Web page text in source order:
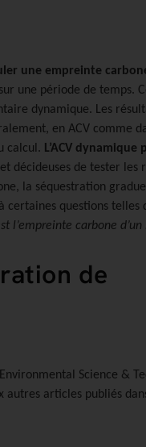
une empreinte
une période de temps.
dynamique. Les
en ACV comme
calcul. L’ACV dynamique
décideuses de tester les
la séquestration
certaines questions telles
l’empreinte carbone
de
Science &
autres articles publiés